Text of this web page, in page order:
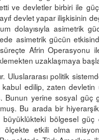
ve devletler birbiri ile
devlet yapar ilişkisinin
dolayısıyla asimetrik
asimetrik gücün
Afrin
uzaklaşmaya
Uluslararası politik
edilip, zaten devletin
Bunun yerine sosyal güç
Bu arada bir
bölgesel
etkili olma